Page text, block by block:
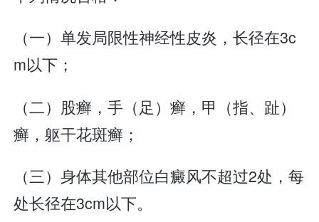
（一）单发局限性神经性皮炎，长径在3c
m以下；
（二）股癣，手（足）癣，甲（指、趾）
癣，躯干花斑癣；
（三）身体其他部位白癜风不超过2处，每
处长径在3cm以下。